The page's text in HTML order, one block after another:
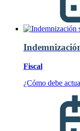
Fiscal
¿Cómo debe